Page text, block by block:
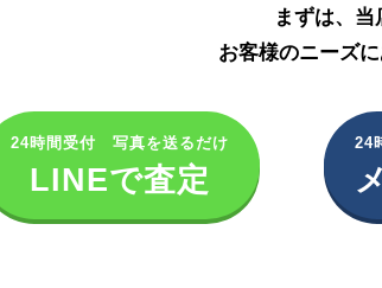
まずは、当
お客様のニーズ
24時間受付 写真を送るだけ
LINEで査定
24